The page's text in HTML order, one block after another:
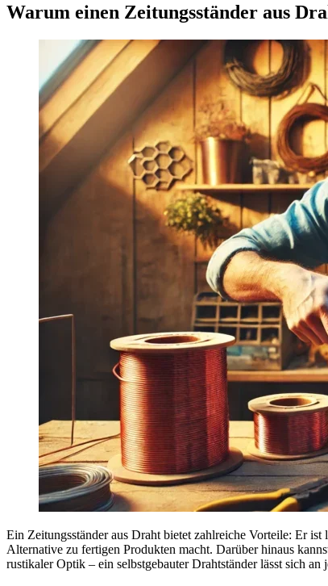
Warum einen Zeitungsständer aus
Ein Zeitungsständer aus Draht bietet zahlreiche Vorteile: Er
Alternative zu fertigen Produkten macht. Darüber hinaus
rustikaler Optik – ein selbstgebauter Drahtständer lässt sich an